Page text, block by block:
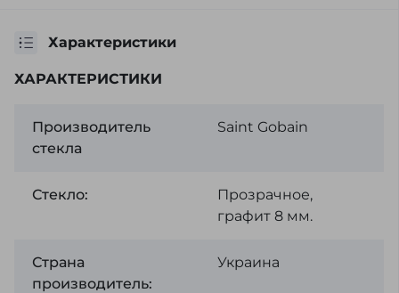
Характеристики
ХАРАКТЕРИСТИКИ
Производитель
стекла
Saint Gobain
Стекло:
Прозрачное,
графит 8 мм.
Страна
производитель:
Украина